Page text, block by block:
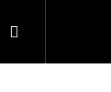
F3 kolekce
Nákupní